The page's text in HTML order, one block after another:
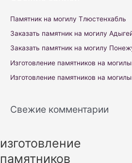
h
f
o
Памятник на могилу Тлюстенхабль
Заказать памятник на могилу
Заказать памятник на могилу
Изготовление памятников на
Изготовление памятников на
Свежие комментарии
изготовление
памятников